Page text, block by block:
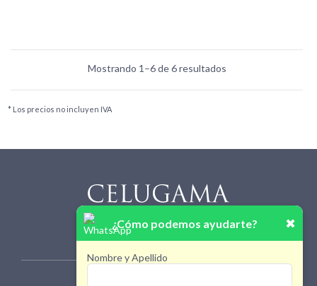
Mostrando 1–6 de 6 resultados
* Los precios no incluyen IVA
¿Cómo podemos ayudarte? ✖
Nombre y Apellido